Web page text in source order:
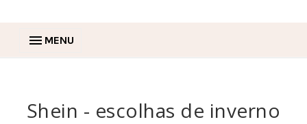
MENU
Shein - escolhas de inverno